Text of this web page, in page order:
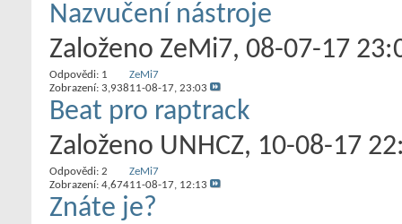
Nazvučení nástroje
Založeno ZeMi7‎, 08-07-17
Odpovědi: 1
Zobrazení: 3,938
ZeMi7
11-08-17, 23:03
Beat pro raptrack
Založeno UNHCZ‎, 10-08-17
Odpovědi: 2
Zobrazení: 4,674
ZeMi7
11-08-17, 12:13
Znáte je?